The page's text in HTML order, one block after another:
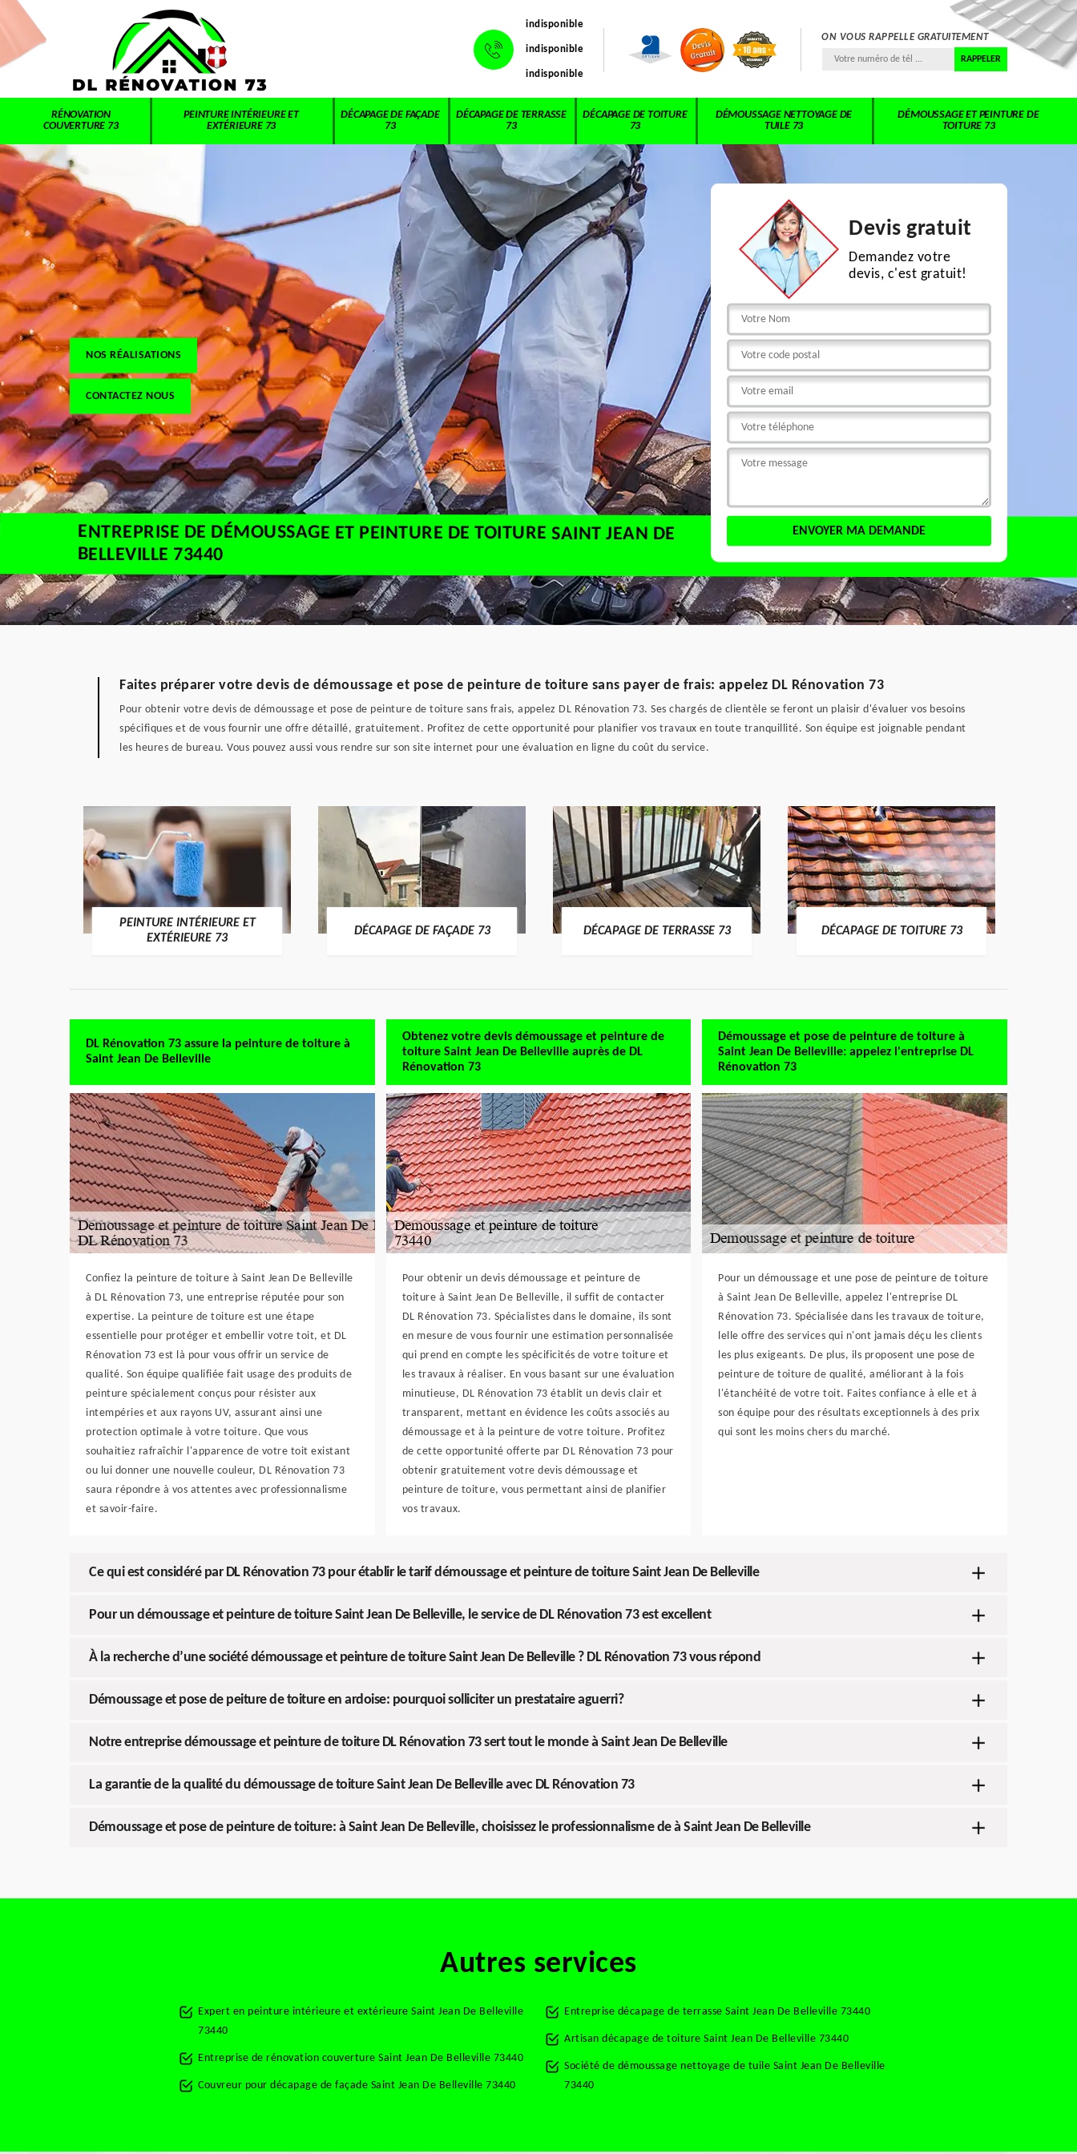
indisponible
indisponible
indisponible
ON VOUS RAPPELLE GRATUITEMENT
RÉNOVATION
COUVERTURE 73
PEINTURE INTÉRIEURE ET
EXTÉRIEURE 73
DÉCAPAGE DE FAÇADE
73
DÉCAPAGE DE TERRASSE
73
DÉCAPAGE DE TOITURE
73
DÉMOUSSAGE NETTOYAGE DE
TUILE 73
DÉMOUSSAGE ET PEINTURE DE
TOITURE 73
NOS RÉALISATIONS
CONTACTEZ NOUS
Devis gratuit
Demandez votre
devis, c'est gratuit!
ENTREPRISE DE DÉMOUSSAGE ET PEINTURE DE TOITURE SAINT JEAN DE
BELLEVILLE 73440
Faites préparer votre devis de démoussage et pose de peinture de toiture sans payer de frais: appelez DL Rénovation 73
Pour obtenir votre devis de démoussage et pose de peinture de toiture sans frais, appelez DL Rénovation 73. Ses chargés de clientèle se feront un plaisir d'évaluer vos besoins
spécifiques et de vous fournir une offre détaillé, gratuitement. Profitez de cette opportunité pour planifier vos travaux en toute tranquillité. Son équipe est joignable pendant
les heures de bureau. Vous pouvez aussi vous rendre sur son site internet pour une évaluation en ligne du coût du service.
PEINTURE INTÉRIEURE ET
EXTÉRIEURE 73
DÉCAPAGE DE FAÇADE 73 DÉCAPAGE DE TERRASSE 73 DÉCAPAGE DE TOITURE 73
DL Rénovation 73 assure la peinture de toiture à
Saint Jean De Belleville
Confiez la peinture de toiture à Saint Jean De Belleville
à DL Rénovation 73, une entreprise réputée pour son
expertise. La peinture de toiture est une étape
essentielle pour protéger et embellir votre toit, et DL
Rénovation 73 est là pour vous offrir un service de
qualité. Son équipe qualifiée fait usage des produits de
peinture spécialement conçus pour résister aux
intempéries et aux rayons UV, assurant ainsi une
protection optimale à votre toiture. Que vous
souhaitiez rafraîchir l'apparence de votre toit existant
ou lui donner une nouvelle couleur, DL Rénovation 73
saura répondre à vos attentes avec professionnalisme
et savoir-faire.
Obtenez votre devis démoussage et peinture de
toiture Saint Jean De Belleville auprès de DL
Rénovation 73
Pour obtenir un devis démoussage et peinture de
toiture à Saint Jean De Belleville, il suffit de contacter
DL Rénovation 73. Spécialistes dans le domaine, ils sont
en mesure de vous fournir une estimation personnalisée
qui prend en compte les spécificités de votre toiture et
les travaux à réaliser. En vous basant sur une évaluation
minutieuse, DL Rénovation 73 établit un devis clair et
transparent, mettant en évidence les coûts associés au
démoussage et à la peinture de votre toiture. Profitez
de cette opportunité offerte par DL Rénovation 73 pour
obtenir gratuitement votre devis démoussage et
peinture de toiture, vous permettant ainsi de planifier
vos travaux.
Démoussage et pose de peinture de toiture à
Saint Jean De Belleville: appelez l'entreprise DL
Rénovation 73
Pour un démoussage et une pose de peinture de toiture
à Saint Jean De Belleville, appelez l'entreprise DL
Rénovation 73. Spécialisée dans les travaux de toiture,
lelle offre des services qui n'ont jamais déçu les clients
les plus exigeants. De plus, ils proposent une pose de
peinture de toiture de qualité, améliorant à la fois
l'étanchéité de votre toit. Faites confiance à elle et à
son équipe pour des résultats exceptionnels à des prix
qui sont les moins chers du marché.
Ce qui est considéré par DL Rénovation 73 pour établir le tarif démoussage et peinture de toiture Saint Jean De Belleville
Pour un démoussage et peinture de toiture Saint Jean De Belleville, le service de DL Rénovation 73 est excellent
À la recherche d’une société démoussage et peinture de toiture Saint Jean De Belleville ? DL Rénovation 73 vous répond
Démoussage et pose de peiture de toiture en ardoise: pourquoi solliciter un prestataire aguerri?
Notre entreprise démoussage et peinture de toiture DL Rénovation 73 sert tout le monde à Saint Jean De Belleville
La garantie de la qualité du démoussage de toiture Saint Jean De Belleville avec DL Rénovation 73
Démoussage et pose de peinture de toiture: à Saint Jean De Belleville, choisissez le professionnalisme de à Saint Jean De Belleville
Autres services
Expert en peinture intérieure et extérieure Saint Jean De Belleville
73440
Entreprise de rénovation couverture Saint Jean De Belleville 73440
Couvreur pour décapage de façade Saint Jean De Belleville 73440
Entreprise décapage de terrasse Saint Jean De Belleville 73440
Artisan décapage de toiture Saint Jean De Belleville 73440
Société de démoussage nettoyage de tuile Saint Jean De Belleville
73440